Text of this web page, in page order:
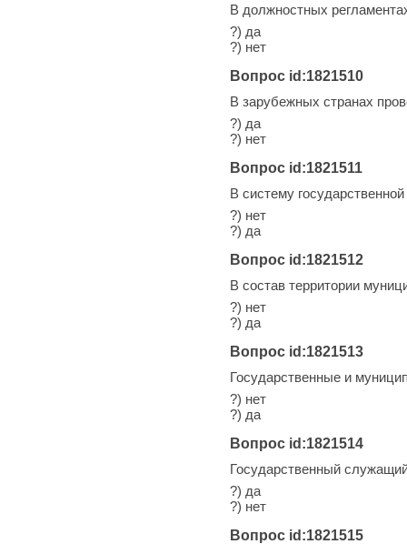
В должностных
?) да
?) нет
Вопрос id:1821510
В зарубежных странах
?) да
?) нет
Вопрос id:1821511
В систему
?) нет
?) да
Вопрос id:1821512
В состав территории
?) нет
?) да
Вопрос id:1821513
Государственные и
?) нет
?) да
Вопрос id:1821514
Государственный
?) да
?) нет
Вопрос id:1821515